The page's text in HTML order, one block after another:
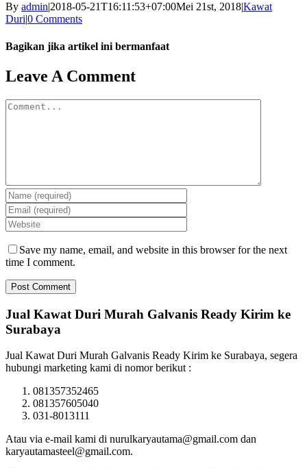
By admin|2018-05-21T16:11:53+07:00Mei 21st, 2018|Kawat
Duri|0 Comments
Bagikan jika artikel ini bermanfaat
Facebook
Twitter
Reddit
LinkedIn
WhatsApp
Tumblr
Pinterest
Vk
Email
Leave A Comment
Comment
Save my name, email, and website in this browser for the next
time I comment.
Jual Kawat Duri Murah Galvanis Ready Kirim ke
Surabaya
Jual Kawat Duri Murah Galvanis Ready Kirim ke Surabaya, segera
hubungi marketing kami di nomor berikut :
081357352465
081357605040
031-8013111
Atau via e-mail kami di nurulkaryautama@gmail.com dan
karyautamasteel@gmail.com.